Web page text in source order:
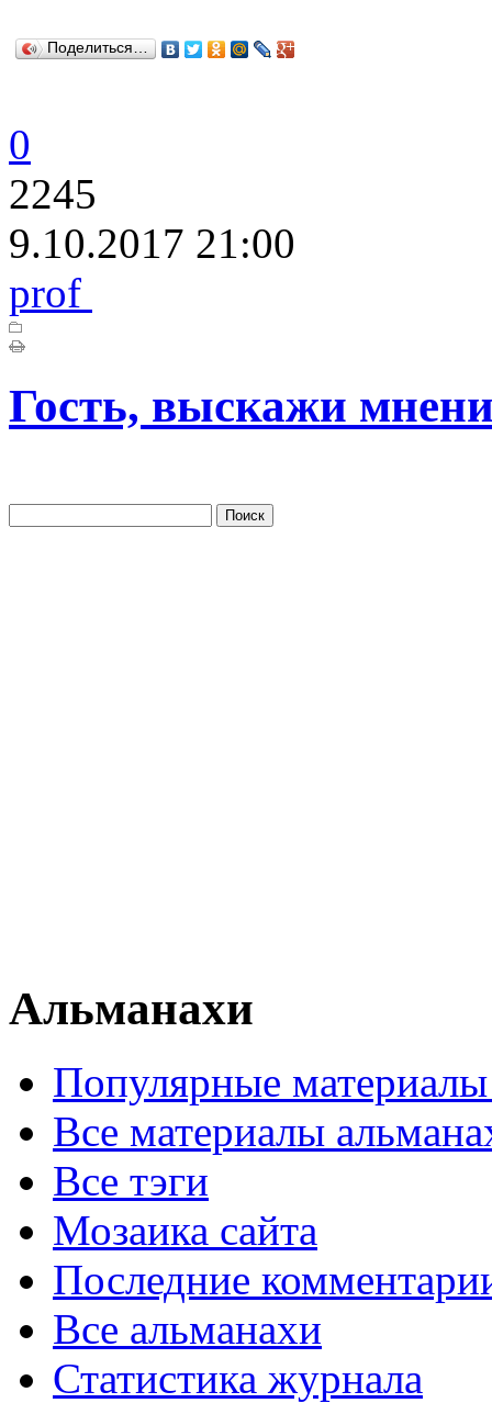
Поделиться…
0
2245
9.10.2017 21:00
prof
Гость, выскажи
Альманахи
Популярные
Все материалы
Все тэги
Мозаика сайта
Последние
Все альманахи
Статистика журнала